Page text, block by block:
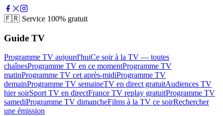
🇫🇷 Service 100% gratuit
Guide TV
Programme TV aujourd'huiCe soir à la TV — toutes
chaînesProgramme TV en ce momentProgramme TV
matinProgramme TV cet après-midiProgramme TV
demainProgramme TV semaineTV en direct gratuitAudiences TV
hier soirSport TV en directFrance TV replay gratuitProgramme TV
samediProgramme TV dimancheFilms à la TV ce soirRechercher
une émission